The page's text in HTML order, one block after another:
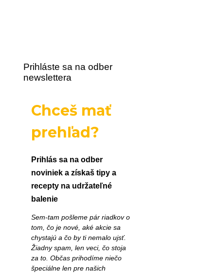
Prihláste sa na odber
newslettera
Chceš mať
prehľad?
Prihlás sa na odber
noviniek a získaš tipy a
recepty na udržateľné
balenie
Sem-tam pošleme pár riadkov o
tom, čo je nové, aké akcie sa
chystajú a čo by ti nemalo ujsť.
Žiadny spam, len veci, čo stoja
za to. Občas prihodíme niečo
špeciálne len pre našich